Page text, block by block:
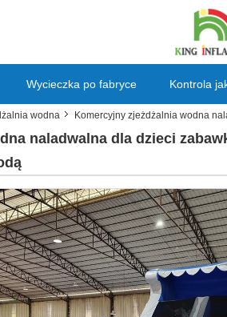
Wycieczka po fabryce Kontrola
wodna
Komercyjny zjeżdżalnia wodna
naladwalna dla dzieci